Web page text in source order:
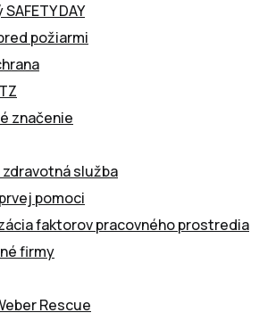
DAY
požiarmi
značenie
zdravotná služba
pomoci
faktorov pracovného prostredia
firmy
Rescue